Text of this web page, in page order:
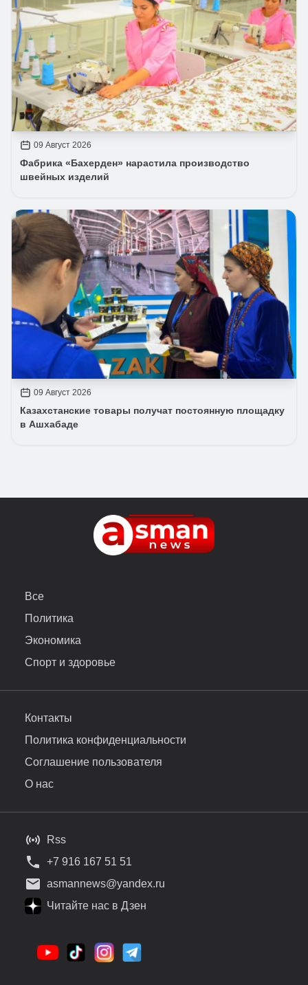
09 Август 2026
Фабрика «Бахерден» нарастила производство
швейных изделий
09 Август 2026
Казахстанские товары получат постоянную площадку
в Ашхабаде
Все
Политика
Экономика
Спорт и здоровье
Контакты
Политика конфиденциальности
Соглашение пользователя
О нас
Rss
+7 916 167 51 51
asmannews@yandex.ru
Читайте нас в Дзен